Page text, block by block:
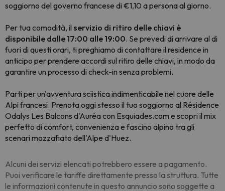
soggiorno del governo francese di €1,10 a persona al giorno.
Per tua comodità, il servizio di ritiro delle chiavi è
disponibile dalle 17:00 alle 19:00. Se prevedi di arrivare al di
fuori di questi orari, ti preghiamo di contattare il residence in
anticipo per prendere accordi sul ritiro delle chiavi, in modo da
garantire un processo di check-in senza problemi.
Parti per un'avventura sciistica indimenticabile nel cuore delle
Alpi francesi. Prenota oggi stesso il tuo soggiorno al Résidence
Odalys Les Balcons d'Auréa con Esquiades.com e scopri il mix
perfetto di comfort, convenienza e fascino alpino tra gli
scenari mozzafiato dell'Alpe d'Huez.
Alcuni dei servizi elencati potrebbero essere a pagamento.
Puoi verificare le tariffe direttamente presso la struttura. Tutte
le informazioni contenute in questo annuncio sono soggette a